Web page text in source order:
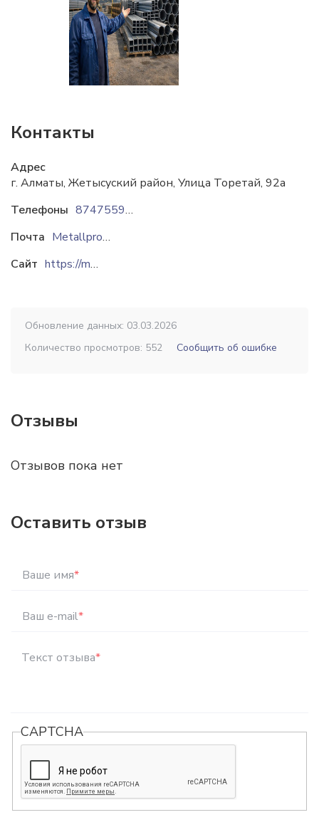
Контакты
Адрес
г. Алматы, Жетысуский район, ​Улица Торетай, 92а
Телефоны
87475599913
Почта
Metallpro.1@mail.ru
Сайт
https://metallpro1.kz
Обновление данных: 03.03.2026
Количество просмотров: 552
Сообщить об ошибке
Отзывы
Отзывов пока нет
Оставить отзыв
Ваше имя*
Ваш e-mail*
Текст отзыва*
CAPTCHA